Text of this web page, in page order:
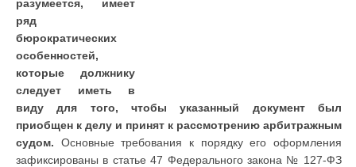
разумеется, имеет
ряд
бюрократических
особенностей,
которые должнику
следует иметь в
виду для того, чтобы указанный документ был
приобщен к делу и принят к рассмотрению арбитражным
судом. Основные требования к порядку его оформления
зафиксированы в статье 47 Федерального закона № 127-ФЗ